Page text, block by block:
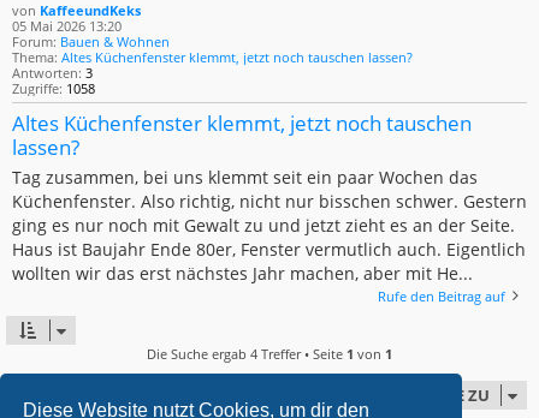
Diese Website nutzt Cookies, um dir den
von KaffeeundKeks
05 Mai 2026 13:20
Forum: Bauen & Wohnen
Thema: Altes Küchenfenster klemmt, jetzt noch tauschen lassen?
Antworten: 3
Zugriffe: 1058
Altes Küchenfenster klemmt, jetzt noch tauschen
lassen?
Tag zusammen, bei uns klemmt seit ein paar Wochen das
Küchenfenster. Also richtig, nicht nur bisschen schwer. Gestern
ging es nur noch mit Gewalt zu und jetzt zieht es an der Seite.
Haus ist Baujahr Ende 80er, Fenster vermutlich auch. Eigentlich
wollten wir das erst nächstes Jahr machen, aber mit He...
Rufe den Beitrag auf
Die Suche ergab 4 Treffer • Seite 1 von 1
GEHE ZU